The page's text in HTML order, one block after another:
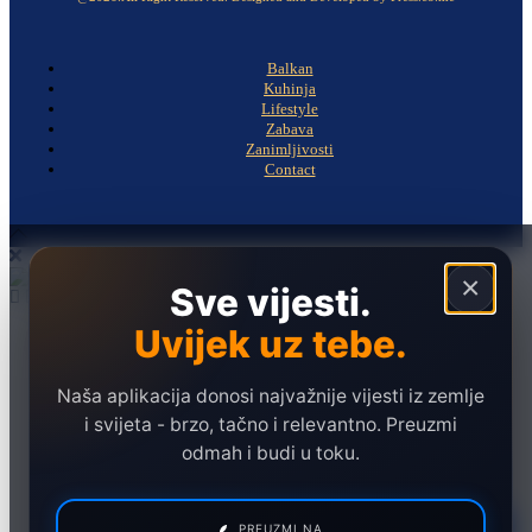
Balkan
Kuhinja
Lifestyle
Zabava
Zanimljivosti
Contact
×
Sve vijesti.
Uvijek uz tebe.
Naša aplikacija donosi najvažnije vijesti iz zemlje
i svijeta - brzo, tačno i relevantno. Preuzmi
odmah i budi u toku.
PREUZMI NA
Društvo
Hronika
Sport